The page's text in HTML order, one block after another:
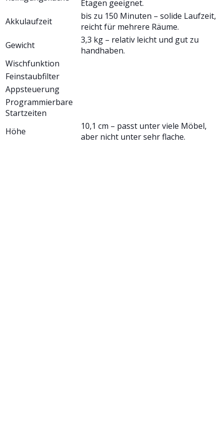
Etagen geeignet.
Akkulaufzeit
bis zu 150 Minuten – solide Laufzeit,
reicht für mehrere Räume.
Gewicht
3,3 kg – relativ leicht und gut zu
handhaben.
Wischfunktion
Feinstaubfilter
Appsteuerung
Programmierbare
Startzeiten
Höhe
10,1 cm – passt unter viele Möbel,
aber nicht unter sehr flache.